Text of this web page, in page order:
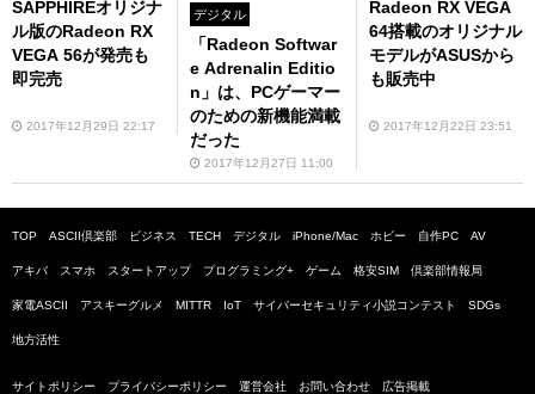
SAPPHIREオリジナ
ル版のRadeon RX
VEGA 56が発売も
即完売
2017年12月29日 22:17
デジタル
「Radeon Softwar
e Adrenalin Editio
n」は、PCゲーマー
のための新機能満載
だった
2017年12月27日 11:00
Radeon RX VEGA
64搭載のオリジナル
モデルがASUSから
も販売中
2017年12月22日 23:51
TOP ASCII倶楽部 ビジネス TECH デジタル iPhone/Mac ホビー 自作PC AV
アキバ スマホ スタートアップ プログラミング+ ゲーム 格安SIM 倶楽部情報局
家電ASCII アスキーグルメ MITTR IoT サイバーセキュリティ小説コンテスト SDGs
地方活性
サイトポリシー プライバシーポリシー 運営会社 お問い合わせ 広告掲載